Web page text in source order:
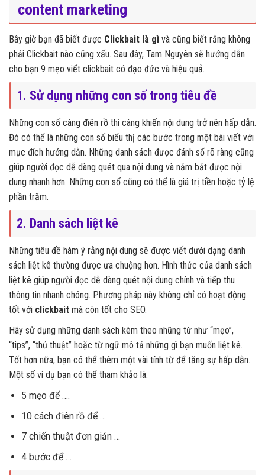
content marketing
Bây giờ bạn đã biết được Clickbait là gì và cũng biết rằng không
phải Clickbait nào cũng xấu. Sau đây, Tam Nguyên sẽ hướng dẫn
cho bạn 9 mẹo viết clickbait có đạo đức và hiệu quả.
1. Sử dụng những con số trong tiêu đề
Những con số càng điên rồ thì càng khiến nội dung trở nên hấp dẫn.
Đó có thể là những con số biểu thị các bước trong một bài viết với
mục đích hướng dẫn. Những danh sách được đánh số rõ ràng cũng
giúp người đọc dễ dàng quét qua nội dung và nắm bắt được nội
dung nhanh hơn. Những con số cũng có thể là giá trị tiền hoặc tỷ lệ
phần trăm.
2. Danh sách liệt kê
Những tiêu đề hàm ý rằng nội dung sẽ được viết dưới dạng danh
sách liệt kê thường được ưa chuộng hơn. Hình thức của danh sách
liệt kê giúp người đọc dễ dàng quét nội dung chính và tiếp thu
thông tin nhanh chóng. Phương pháp này không chỉ có hoạt động
tốt với clickbait mà còn tốt cho SEO.
Hãy sử dụng những danh sách kèm theo nhũng từ như “mẹo”,
“tips”, “thủ thuật” hoặc từ ngữ mô tả những gì bạn muốn liệt kê.
Tốt hơn nữa, bạn có thể thêm một vài tính từ để tăng sự hấp dẫn.
Một số ví dụ bạn có thể tham khảo là:
5 mẹo để ….
10 cách điên rồ để …
7 chiến thuật đơn giản …
4 bước để …